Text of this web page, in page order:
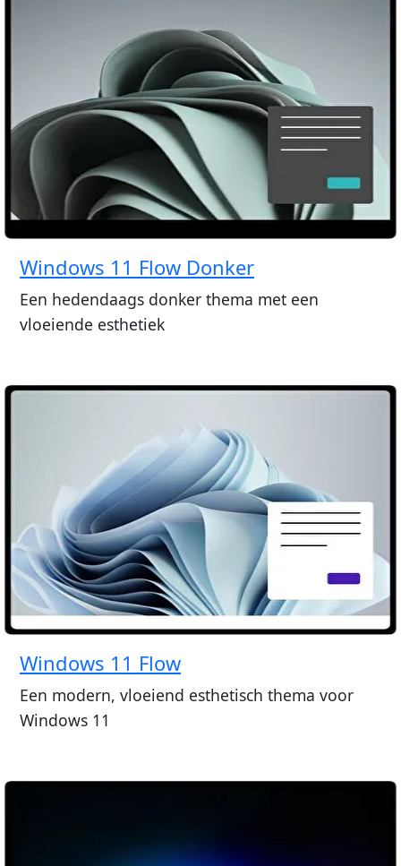
Windows 11 Flow Donker
Een hedendaags donker thema met een
vloeiende esthetiek
Windows 11 Flow
Een modern, vloeiend esthetisch thema voor
Windows 11